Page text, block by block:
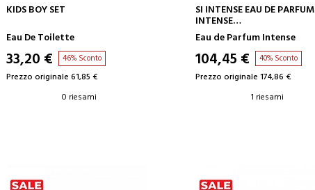
AGGIUNGI AL CARRELLO
KIDS BOY SET
Eau De Toilette
33,20 € 46% Sconto
Prezzo originale 61,85 €
0 riesami
AGGIUNGI AL CARRELLO
SI INTENSE EAU DE PARFUM
INTENSE
SET
Eau de Parfum Intense
104,45 € 40% Sconto
Prezzo originale 174,86 €
1 riesami